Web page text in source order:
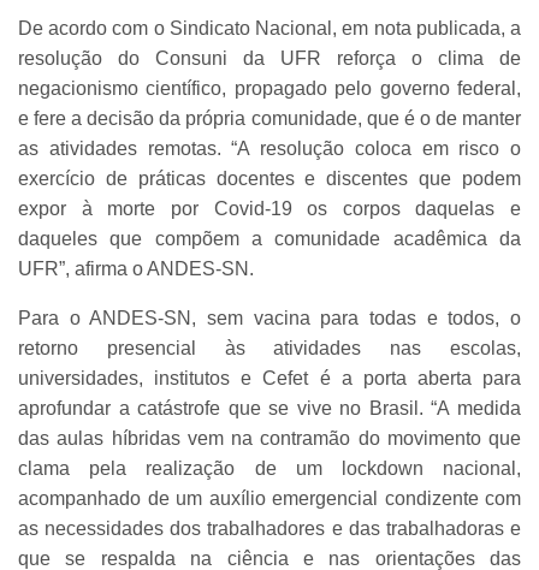
De acordo com o Sindicato Nacional, em nota publicada, a
resolução do Consuni da UFR reforça o clima de
negacionismo científico, propagado pelo governo federal,
e fere a decisão da própria comunidade, que é o de manter
as atividades remotas. “A resolução coloca em risco o
exercício de práticas docentes e discentes que podem
expor à morte por Covid-19 os corpos daquelas e
daqueles que compõem a comunidade acadêmica da
UFR”, afirma o ANDES-SN.
Para o ANDES-SN, sem vacina para todas e todos, o
retorno presencial às atividades nas escolas,
universidades, institutos e Cefet é a porta aberta para
aprofundar a catástrofe que se vive no Brasil. “A medida
das aulas híbridas vem na contramão do movimento que
clama pela realização de um lockdown nacional,
acompanhado de um auxílio emergencial condizente com
as necessidades dos trabalhadores e das trabalhadoras e
que se respalda na ciência e nas orientações das